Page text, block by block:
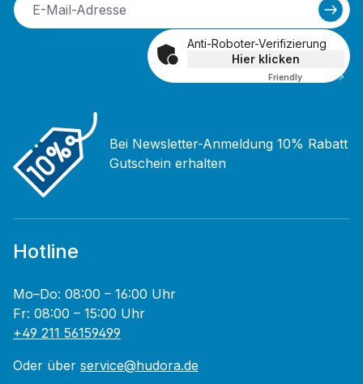
Anti-Roboter-Verifizierung
Hier klicken
Friendly Captcha ⇗
Bei Newsletter-Anmeldung 10% Rabatt
Gutschein erhalten
Hotline
Mo–Do: 08:00 – 16:00 Uhr
Fr: 08:00 – 15:00 Uhr
+49 211 56159499
Oder über service@hudora.de